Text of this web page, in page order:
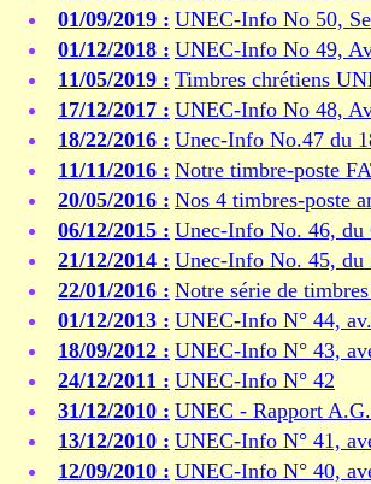
01/09/2019 : UNEC-Info No 50,
01/12/2018 : UNEC-Info No 49,
11/05/2019 : Timbres chrétiens
17/12/2017 : UNEC-Info No 48,
18/22/2016 : Unec-Info No.47 du
11/11/2016 : Notre timbre-poste
20/05/2016 : Nos 4 timbres-poste
06/12/2015 : Unec-Info No. 46, du
21/12/2014 : Unec-Info No. 45, du
22/01/2016 : Notre série de
01/12/2013 : UNEC-Info N° 44,
18/09/2012 : UNEC-Info N° 43,
24/12/2011 : UNEC-Info N° 42
31/12/2010 : UNEC - Rapport
13/12/2010 : UNEC-Info N° 41,
12/09/2010 : UNEC-Info N° 40,